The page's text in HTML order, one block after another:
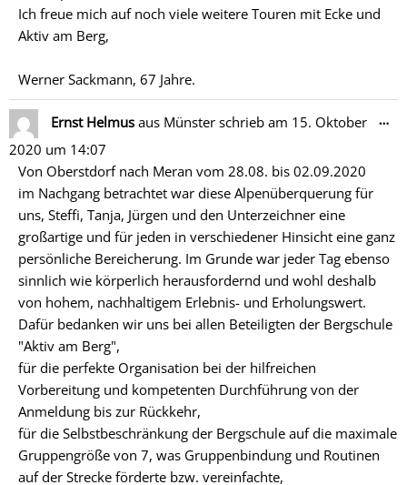
Ich freue mich auf noch viele weitere Touren mit Ecke und
Aktiv am Berg,
Werner Sackmann, 67 Jahre.
Ernst Helmus aus Münster schrieb am 15. Oktober
2020 um 14:07
Von Oberstdorf nach Meran vom 28.08. bis 02.09.2020
im Nachgang betrachtet war diese Alpenüberquerung für
uns, Steffi, Tanja, Jürgen und den Unterzeichner eine
großartige und für jeden in verschiedener Hinsicht eine ganz
persönliche Bereicherung. Im Grunde war jeder Tag ebenso
sinnlich wie körperlich herausfordernd und wohl deshalb
von hohem, nachhaltigem Erlebnis- und Erholungswert.
Dafür bedanken wir uns bei allen Beteiligten der Bergschule
"Aktiv am Berg",
für die perfekte Organisation bei der hilfreichen
Vorbereitung und kompetenten Durchführung von der
Anmeldung bis zur Rückkehr,
für die Selbstbeschränkung der Bergschule auf die maximale
Gruppengröße von 7, was Gruppenbindung und Routinen
auf der Strecke förderte bzw. vereinfachte,
…